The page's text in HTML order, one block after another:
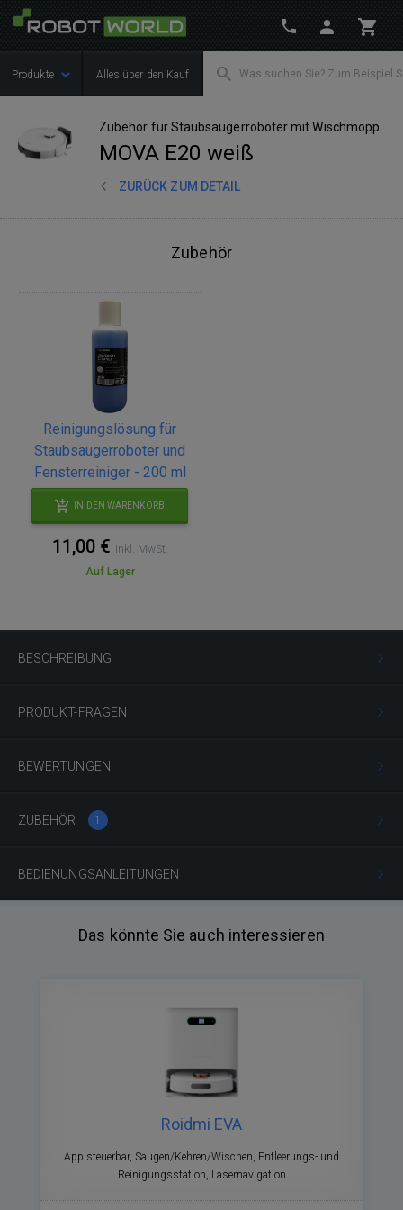
Produkte Alles über den Kauf
Zubehör für Staubsaugerroboter mit Wischmopp
MOVA E20 weiß
ZURÜCK ZUM DETAIL
BESCHREIBUNG
PRODUKT-FRAGEN
BEWERTUNGEN
ZUBEHÖR 1
BEDIENUNGSANLEITUNGEN
Zubehör
Reinigungslösung für
Staubsaugerroboter und
Fensterreiniger - 200 ml
IN DEN WARENKORB
11,00 € inkl. MwSt.
Auf Lager
Das könnte Sie auch interessieren
Roidmi EVA
App steuerbar, Saugen/Kehren/Wischen, Entleerungs- und
Reinigungsstation, Lasernavigation